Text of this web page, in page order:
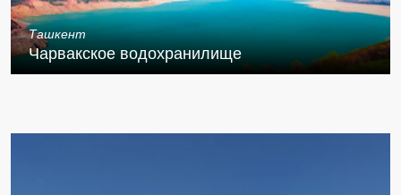
Ташкент
Чарвакское водохранилище